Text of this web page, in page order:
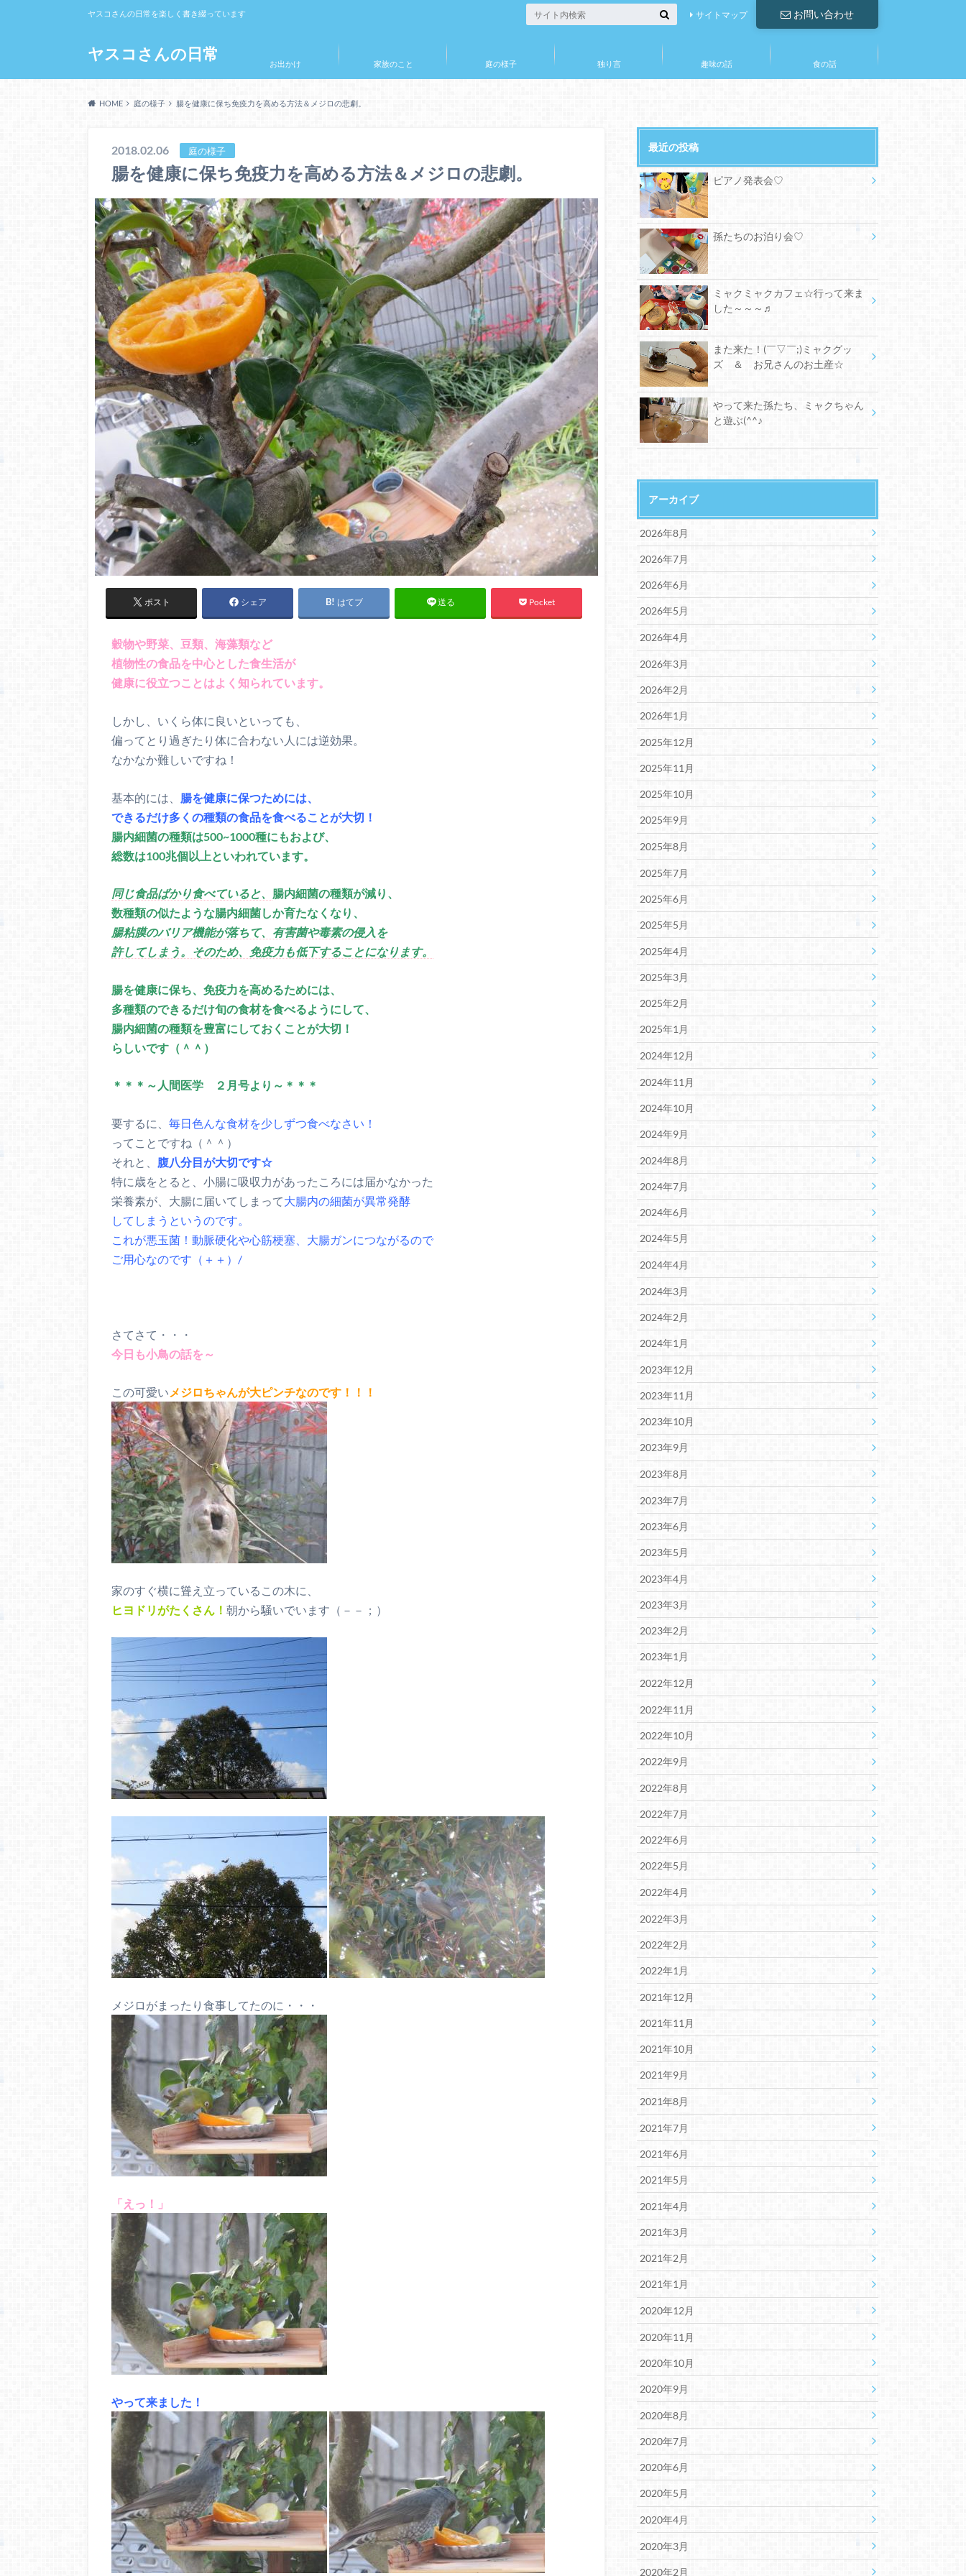
ヤスコさんの日常
ヤスコさんの日常を楽しく書き綴っています お問い合わせ
サイトマップ
お出かけ 家族のこと 庭の様子 独り言 趣味の話 食の話
HOME 庭の様子 腸を健康に保ち免疫力を高める方法＆メジロの悲劇。
2018.02.06 庭の様子
腸を健康に保ち免疫力を高める方法＆メジロの悲劇。
ポスト シェア はてブ 送る Pocket
穀物や野菜、豆類、海藻類など
植物性の食品を中心とした食生活が
健康に役立つことはよく知られています。
しかし、いくら体に良いといっても、
偏ってとり過ぎたり体に合わない人には逆効果。
なかなか難しいですね！
基本的には、 腸を健康に保つためには、
できるだけ多くの種類の食品を食べることが大切！
腸内細菌の種類は500~1000種にもおよび、
総数は100兆個以上といわれています。
同じ食品ばかり食べていると、 腸内細菌の種類が減り、
数種類の似たような腸内細菌しか育たなくなり、
腸粘膜のバリア機能が落ちて、有害菌や毒素の侵入を
許してしまう。そのため、免疫力も低下することになります。
腸を健康に保ち、免疫力を高めるためには、
多種類のできるだけ旬の食材を食べるようにして、
腸内細菌の種類を豊富にしておくことが大切！
らしいです（＾＾）
＊＊＊～人間医学 ２月号より～＊＊＊
要するに、 毎日色んな食材を少しずつ食べなさい！
ってことですね（＾＾）
それと、 腹八分目が大切です☆
特に歳をとると、小腸に吸収力があったころには届かなかった
栄養素が、大腸に届いてしまって大腸内の細菌が異常発酵
してしまうというのです。
これが悪玉菌！動脈硬化や心筋梗塞、大腸ガンにつながるので
ご用心なのです（＋＋）/
さてさて・・・
今日も小鳥の話を～
この可愛い メジロちゃんが大ピンチなのです！！！
家のすぐ横に聳え立っているこの木に、
ヒヨドリがたくさん！ 朝から騒いでいます（－－；）
メジロがまったり食事してたのに・・・
「えっ！」
やって来ました！
最近の投稿
ピアノ発表会♡
孫たちのお泊り会♡
ミャクミャクカフェ☆行って来ま
した～～～♬
また来た！(￣▽￣;)ミャクグッ
ズ ＆ お兄さんのお土産☆
やって来た孫たち、ミャクちゃん
と遊ぶ(^^♪
アーカイブ
2026年8月
2026年7月
2026年6月
2026年5月
2026年4月
2026年3月
2026年2月
2026年1月
2025年12月
2025年11月
2025年10月
2025年9月
2025年8月
2025年7月
2025年6月
2025年5月
2025年4月
2025年3月
2025年2月
2025年1月
2024年12月
2024年11月
2024年10月
2024年9月
2024年8月
2024年7月
2024年6月
2024年5月
2024年4月
2024年3月
2024年2月
2024年1月
2023年12月
2023年11月
2023年10月
2023年9月
2023年8月
2023年7月
2023年6月
2023年5月
2023年4月
2023年3月
2023年2月
2023年1月
2022年12月
2022年11月
2022年10月
2022年9月
2022年8月
2022年7月
2022年6月
2022年5月
2022年4月
2022年3月
2022年2月
2022年1月
2021年12月
2021年11月
2021年10月
2021年9月
2021年8月
2021年7月
2021年6月
2021年5月
2021年4月
2021年3月
2021年2月
2021年1月
2020年12月
2020年11月
2020年10月
2020年9月
2020年8月
2020年7月
2020年6月
2020年5月
2020年4月
2020年3月
2020年2月